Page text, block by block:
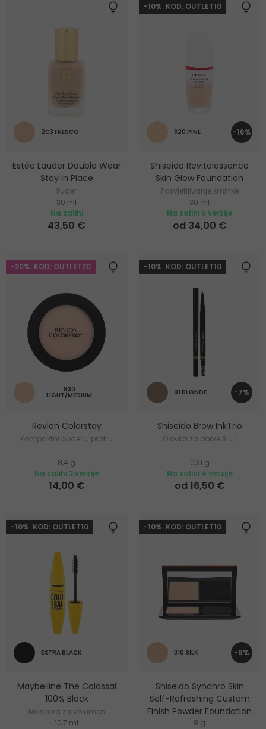
2C3 FRESCO
Estée Lauder Double Wear
Stay In Place
Puder
30 ml
Na zalihi
43,50 €
-10%. KOD: OUTLET10
-16%
320 PINE
Shiseido Revitalessence
Skin Glow Foundation
Posvjetljivanje šminke
30 ml
Na zalihi 6 verzije
od 34,00 €
-20%. KOD: OUTLET20
830
LIGHT/MEDIUM
Revlon Colorstay
Kompaktni puder u prahu
8,4 g
Na zalihi 2 verzije
14,00 €
-10%. KOD: OUTLET10
-7%
01 BLONDE
Shiseido Brow InkTrio
Olovka za obrve 3 u 1
0,31 g
Na zalihi 4 verzije
od 16,50 €
-10%. KOD: OUTLET10
EXTRA BLACK
Maybelline The Colossal
100% Black
Maskara za volumen
trepavica
10,7 ml
-10%. KOD: OUTLET10
-9%
310 SILK
Shiseido Synchro Skin
Self-Refreshing Custom
Finish Powder Foundation
Puder
9 g